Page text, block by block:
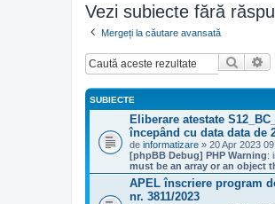
Vezi subiecte fără
Mergeți la căutare avansată
Căutare
SUBIECTE
Eliberare atestate
începând cu data data de
de informatizare » 20 Apr 2023
[phpBB Debug] PHP Warning:
must be an array or an object
APEL înscriere program
nr. 3811/2023